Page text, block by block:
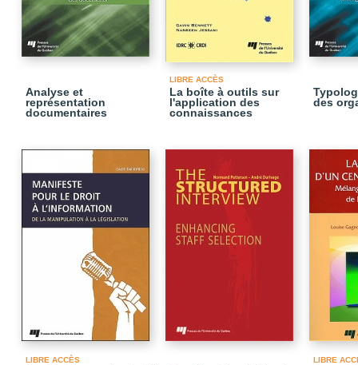
Analyse et
représentation
documentaires
LIBRE ACCÈS
La boîte à outils sur
l'application des
connaissances
des
LIBRE ACCÈS LIBRE